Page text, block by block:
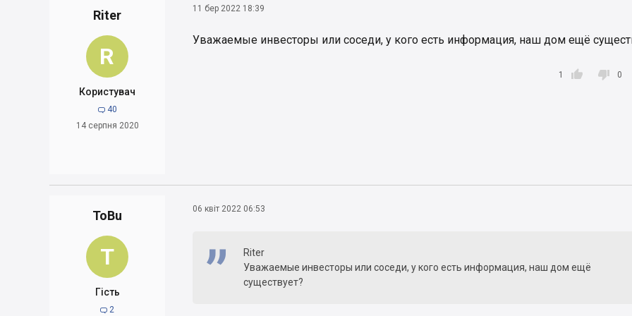
Riter
R
Користувач
 40
14 серпня 2020
11 бер 2022 18:39
Уважаемые инвесторы или соседи, у кого есть информация, наш дом ещё

1  0
ToBu
T
Гість
 2
06 квіт 2022 06:53
Riter
Уважаемые инвесторы или соседи, у кого есть информация, наш дом ещё
существует?